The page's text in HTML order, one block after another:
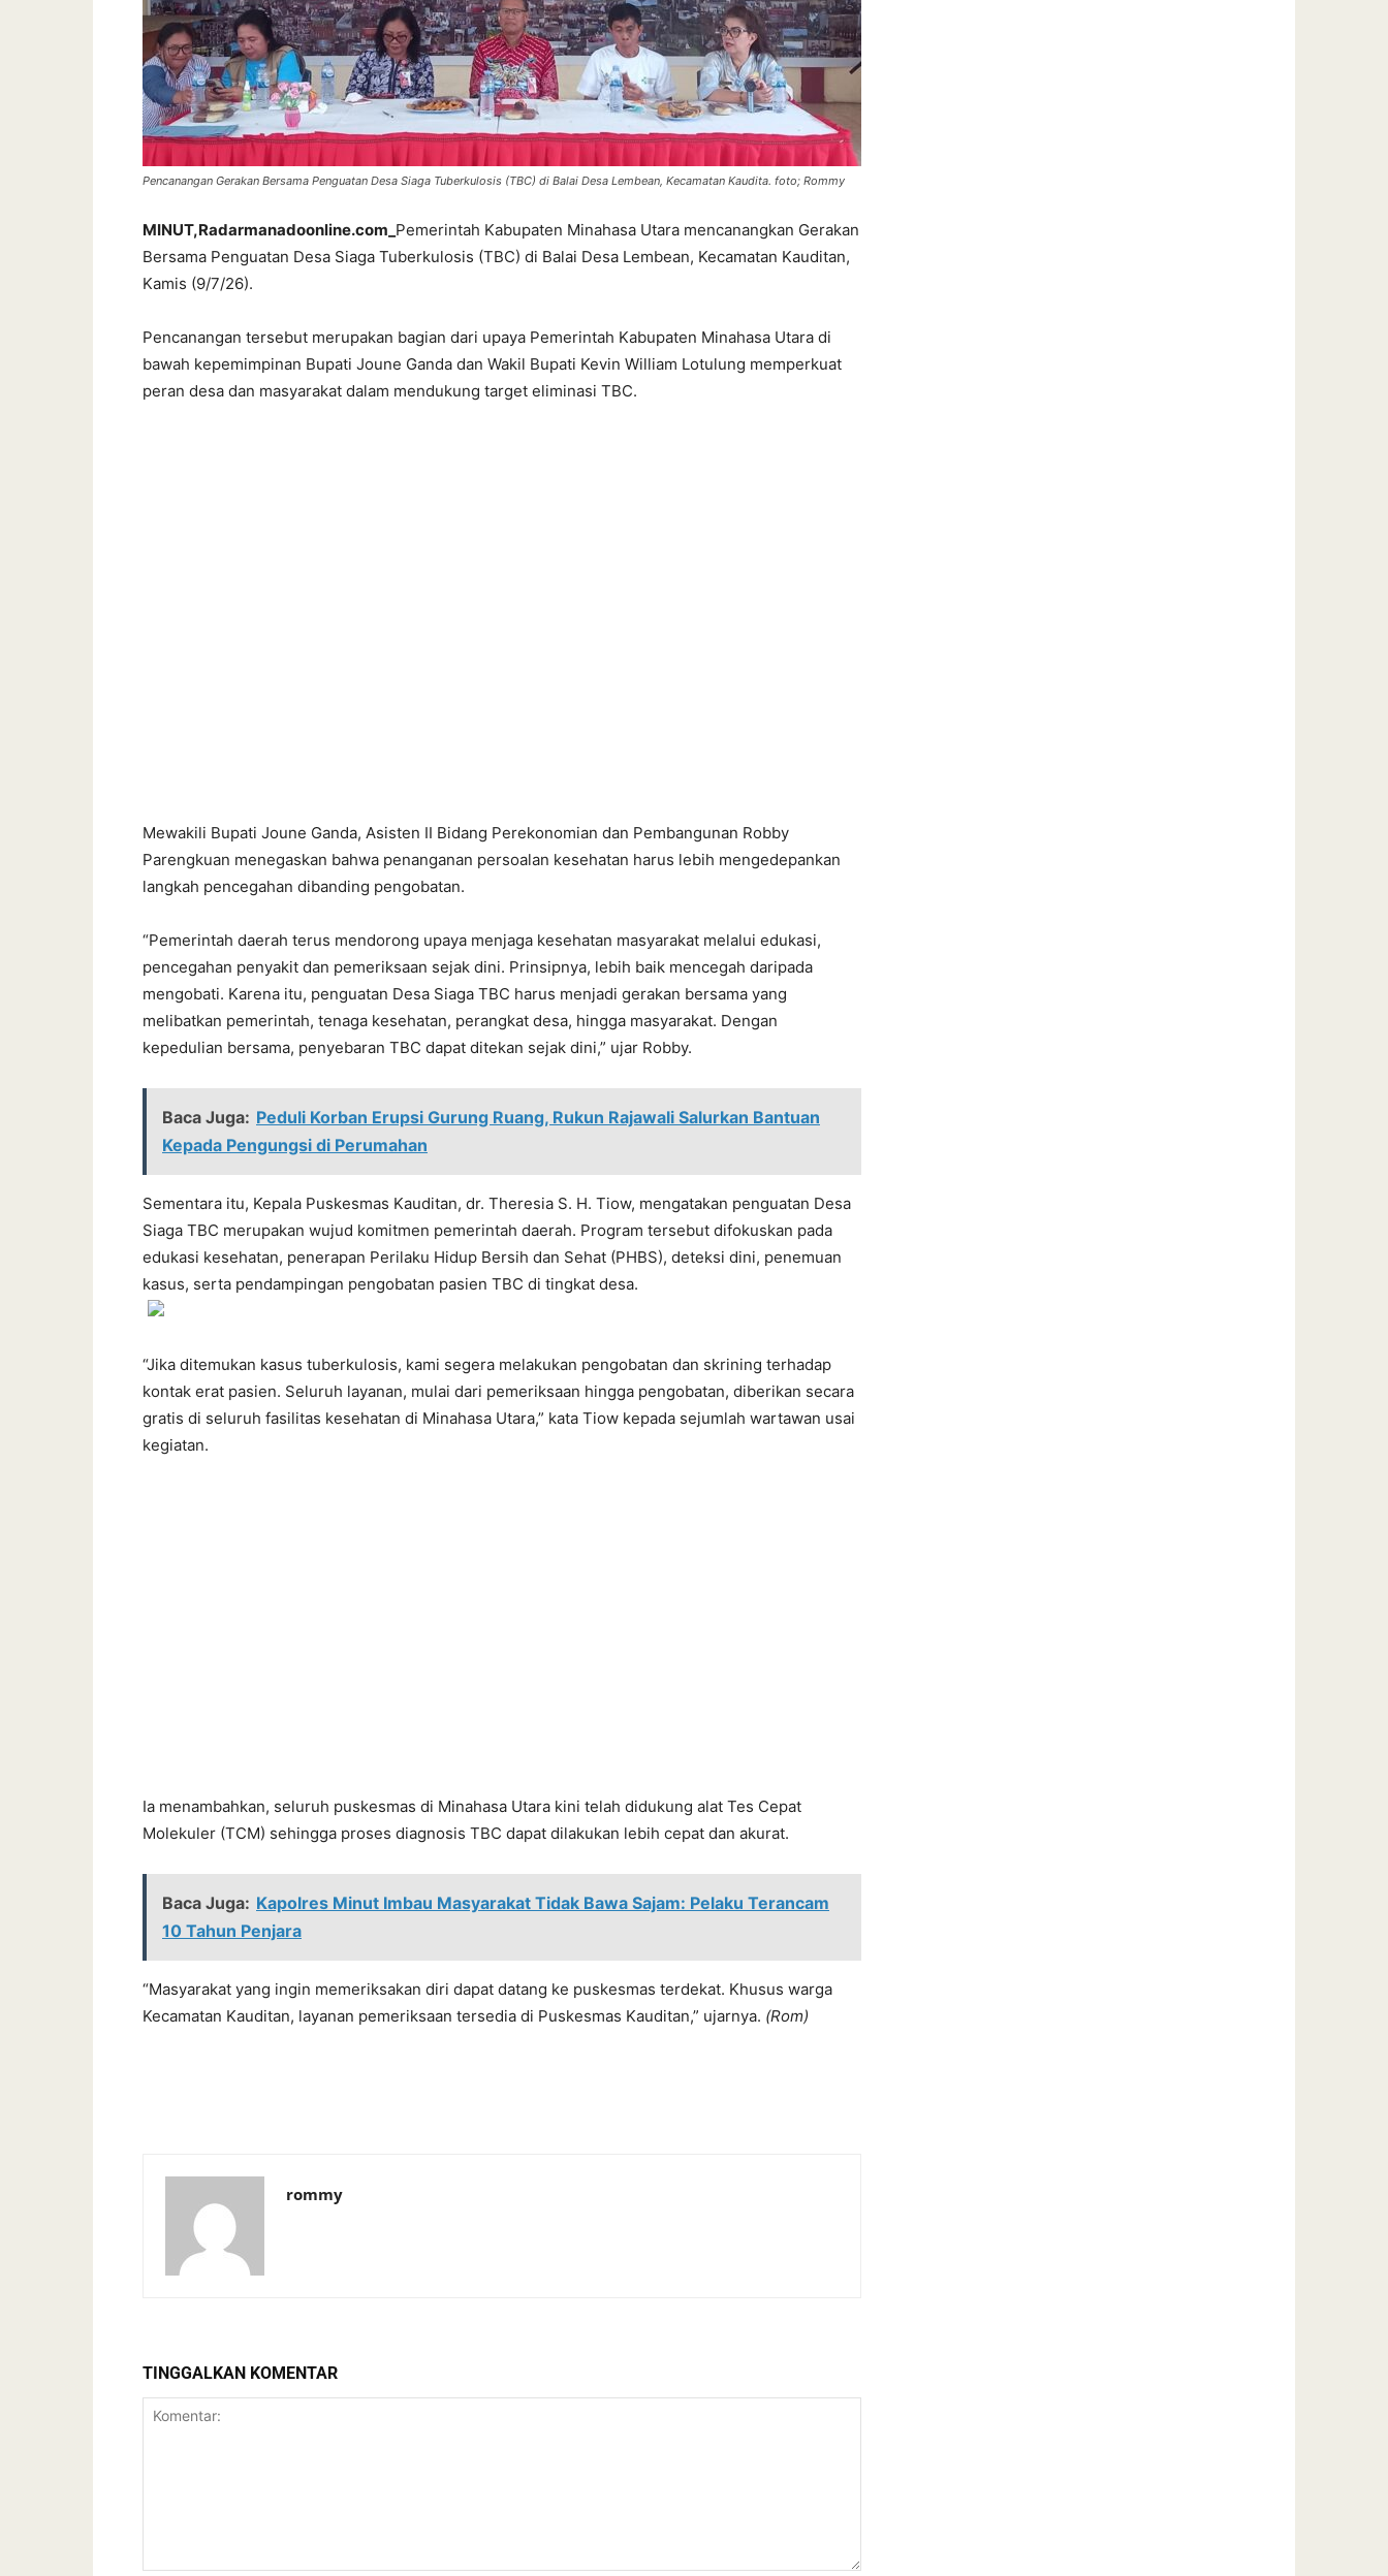
Pencanangan Gerakan Bersama Penguatan Desa Siaga Tuberkulosis (TBC) di Balai Desa Lembean, Kecamatan Kaudita. foto; Rommy
MINUT,Radarmanadoonline.com_ Pemerintah Kabupaten Minahasa Utara mencanangkan Gerakan
Bersama Penguatan Desa Siaga Tuberkulosis (TBC) di Balai Desa Lembean, Kecamatan Kauditan,
Kamis (9/7/26).
Pencanangan tersebut merupakan bagian dari upaya Pemerintah Kabupaten Minahasa Utara di
bawah kepemimpinan Bupati Joune Ganda dan Wakil Bupati Kevin William Lotulung memperkuat
peran desa dan masyarakat dalam mendukung target eliminasi TBC.
Mewakili Bupati Joune Ganda, Asisten II Bidang Perekonomian dan Pembangunan Robby
Parengkuan menegaskan bahwa penanganan persoalan kesehatan harus lebih mengedepankan
langkah pencegahan dibanding pengobatan.
“Pemerintah daerah terus mendorong upaya menjaga kesehatan masyarakat melalui edukasi,
pencegahan penyakit dan pemeriksaan sejak dini. Prinsipnya, lebih baik mencegah daripada
mengobati. Karena itu, penguatan Desa Siaga TBC harus menjadi gerakan bersama yang
melibatkan pemerintah, tenaga kesehatan, perangkat desa, hingga masyarakat. Dengan
kepedulian bersama, penyebaran TBC dapat ditekan sejak dini,” ujar Robby.
Baca Juga: Peduli Korban Erupsi Gurung Ruang, Rukun Rajawali Salurkan Bantuan
Kepada Pengungsi di Perumahan
Sementara itu, Kepala Puskesmas Kauditan, dr. Theresia S. H. Tiow, mengatakan penguatan Desa
Siaga TBC merupakan wujud komitmen pemerintah daerah. Program tersebut difokuskan pada
edukasi kesehatan, penerapan Perilaku Hidup Bersih dan Sehat (PHBS), deteksi dini, penemuan
kasus, serta pendampingan pengobatan pasien TBC di tingkat desa.
“Jika ditemukan kasus tuberkulosis, kami segera melakukan pengobatan dan skrining terhadap
kontak erat pasien. Seluruh layanan, mulai dari pemeriksaan hingga pengobatan, diberikan secara
gratis di seluruh fasilitas kesehatan di Minahasa Utara,” kata Tiow kepada sejumlah wartawan usai
kegiatan.
Ia menambahkan, seluruh puskesmas di Minahasa Utara kini telah didukung alat Tes Cepat
Molekuler (TCM) sehingga proses diagnosis TBC dapat dilakukan lebih cepat dan akurat.
Baca Juga: Kapolres Minut Imbau Masyarakat Tidak Bawa Sajam: Pelaku Terancam
10 Tahun Penjara
“Masyarakat yang ingin memeriksakan diri dapat datang ke puskesmas terdekat. Khusus warga
Kecamatan Kauditan, layanan pemeriksaan tersedia di Puskesmas Kauditan,” ujarnya. (Rom)
rommy
TINGGALKAN KOMENTAR